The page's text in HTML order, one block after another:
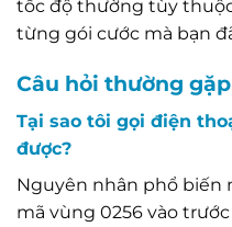
tốc độ thường tùy
từng gói cước mà bạn
Câu hỏi thường gặp
Tại sao tôi gọi điện
được?
Nguyên nhân phổ biến
mã vùng 0256 vào